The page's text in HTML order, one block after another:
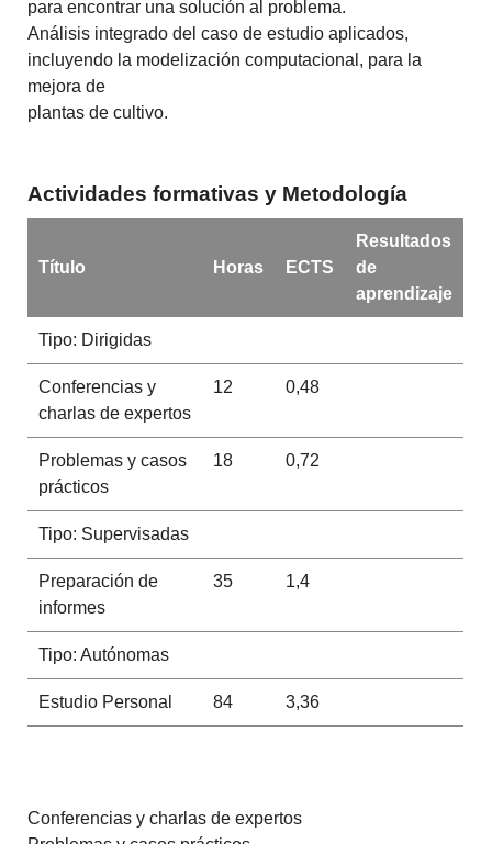
para encontrar una solución al problema.
Análisis integrado del caso de estudio aplicados,
incluyendo la modelización computacional, para la
mejora de
plantas de cultivo.
Actividades formativas y Metodología
Título Horas ECTS
Resultados
de
aprendizaje
Tipo: Dirigidas
Conferencias y
charlas de expertos
12 0,48
Problemas y casos
prácticos
18 0,72
Tipo: Supervisadas
Preparación de
informes
35 1,4
Tipo: Autónomas
Estudio Personal 84 3,36
Conferencias y charlas de expertos